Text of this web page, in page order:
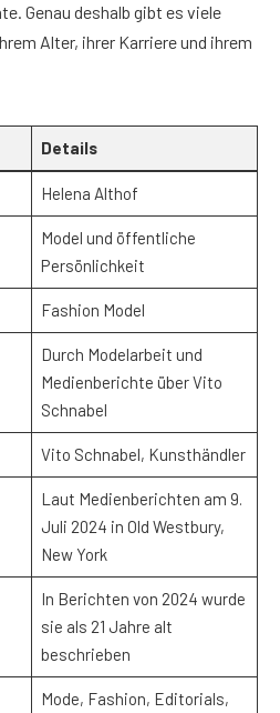
Genau deshalb gibt es viele
Alter, ihrer Karriere und ihrem
Details
Helena Althof
Model und öffentliche
Persönlichkeit
Fashion Model
Durch Modelarbeit und
Medienberichte über Vito
Schnabel
Vito Schnabel, Kunsthändler
Laut Medienberichten am 9.
Juli 2024 in Old Westbury,
New York
In Berichten von 2024 wurde
sie als 21 Jahre alt
beschrieben
Mode, Fashion, Editorials,